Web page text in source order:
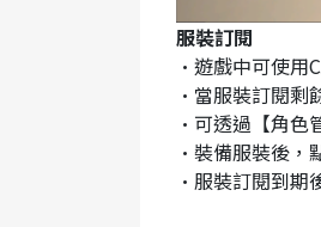
服裝訂閱
•遊戲中可使用
•當服裝訂閱剩
•可透過【角色
•裝備服裝後，
•服裝訂閱到期